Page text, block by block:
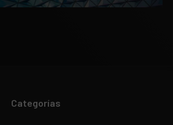
Categorías